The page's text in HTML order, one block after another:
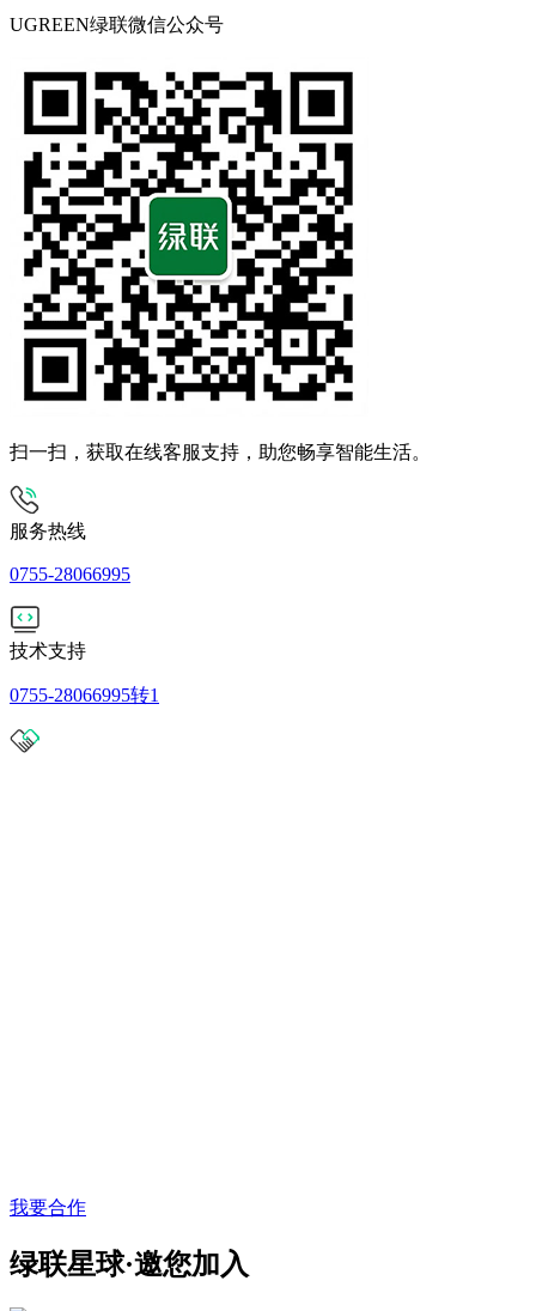
UGREEN绿联微信公众号
扫一扫，获取在线客服支持，助您畅享智能生活。
服务热线
0755-28066995
技术支持
0755-28066995转1
我要合作
绿联星球·邀您加入